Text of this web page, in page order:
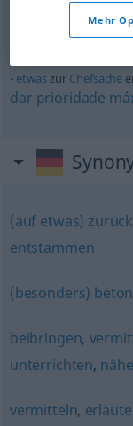
jemanden fürvogelfrei
alguém
etwaszur Chefsache
dar prioridade
(auf etwas)
entstammen
(besonders)
beibringen,
unterrichten,
vermitteln,
Mehr